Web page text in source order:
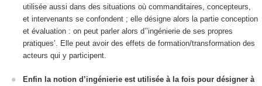
utilisée aussi dans des situations où commanditaires, concepteurs,
et intervenants se confondent ; elle désigne alors la partie conception
et évaluation : on peut parler alors d’’ingénierie de ses propres
pratiques’. Elle peut avoir des effets de formation/transformation des
acteurs qui y participent.
Enfin la notion d’ingénierie est utilisée à la fois pour désigner à